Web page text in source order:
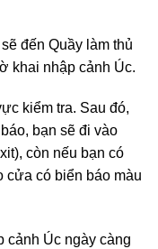
đến Quầy làm thủ
khai nhập cảnh Úc.
kiểm tra. Sau đó,
bạn sẽ đi vào
còn nếu bạn có
cửa có biển báo màu
cảnh Úc ngày càng